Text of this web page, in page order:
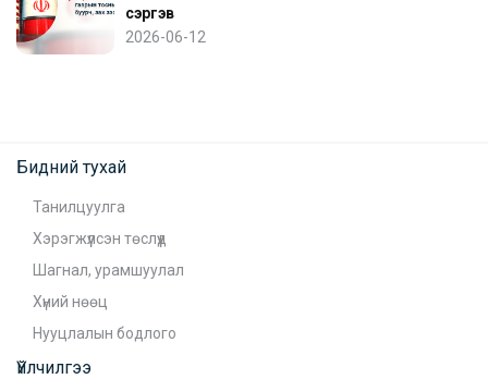
сэргэв
2026-06-12
Бидний тухай
Танилцуулга
Хэрэгжүүлсэн төслүүд
Шагнал, урамшуулал
Хүний нөөц
Нууцлалын бодлого
Үйлчилгээ